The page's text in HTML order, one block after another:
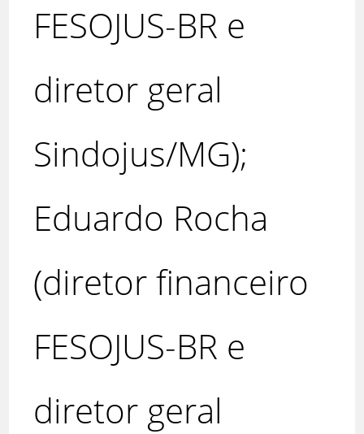
FESOJUS-BR e
diretor geral
Sindojus/MG);
Eduardo Rocha
(diretor financeiro
FESOJUS-BR e
diretor geral